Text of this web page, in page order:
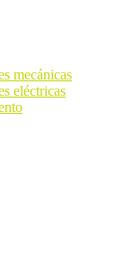
mecánicas
eléctricas